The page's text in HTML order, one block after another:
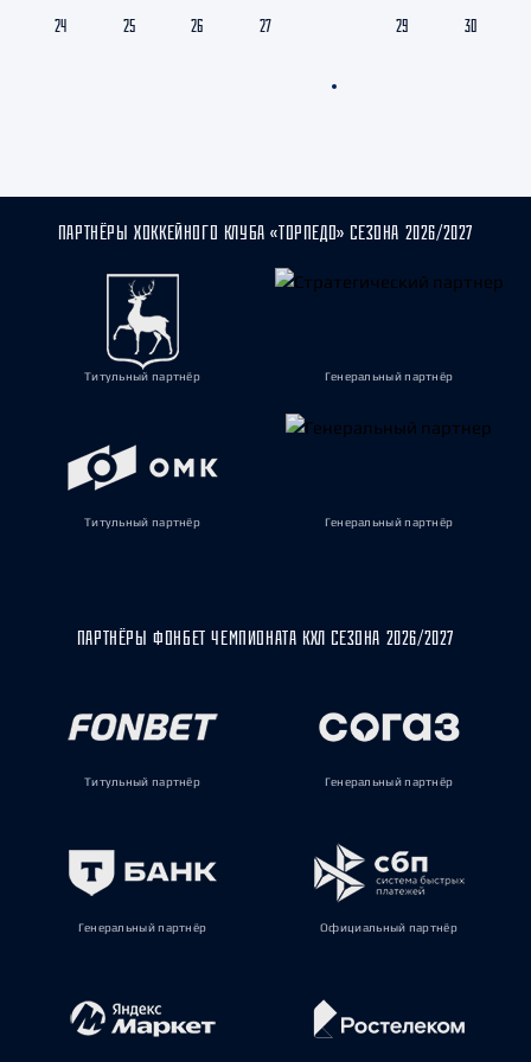
24 25 26 27 29 30
ПАРТНЁРЫ ХОККЕЙНОГО КЛУБА «ТОРПЕДО» СЕЗОНА 2026/2027
Титульный партнёр Генеральный партнёр
Титульный партнёр Генеральный партнёр
ПАРТНЁРЫ ФОНБЕТ ЧЕМПИОНАТА КХЛ СЕЗОНА 2026/2027
Титульный партнёр Генеральный партнёр
Генеральный партнёр Официальный партнёр